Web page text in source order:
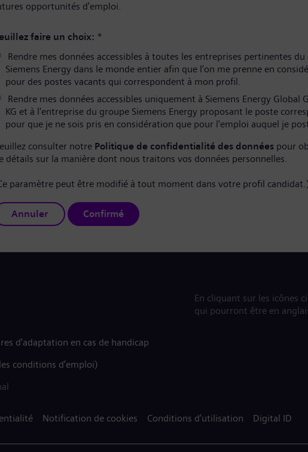
opportunités d’emploi.
faire un choix: *
Rendre mes données accessibles à toutes les entreprises pertinentes
Siemens Energy dans le monde entier afin que l’on me prenne en
pour des postes vacants qui correspondent à mon profil.
Rendre mes données accessibles uniquement à Siemens Energy Global
KG et à l'entreprise du groupe Siemens Energy proposant le poste
pour que je ne sois pris en considération que pour l'emploi auquel je
consulter notre Politique de confidentialité des données pour
détails sur la manière dont nous traitons vos données personnelles.
paramètre peut être modifié à tout moment dans votre profil
Annuler Confirmé
En cliquant sur les icônes
qui pourront être en
d'adaptation en cas de handicap
conditions d’emploi)
Notification de cookies Conditions d’utilisation Digital ID